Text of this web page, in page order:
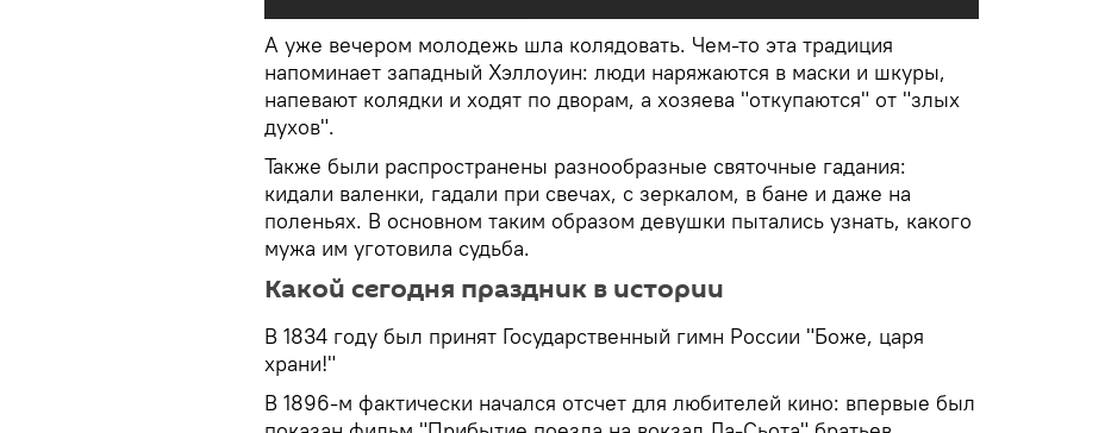
А уже вечером молодежь шла колядовать. Чем-то эта традиция
напоминает западный Хэллоуин: люди наряжаются в маски и шкуры,
напевают колядки и ходят по дворам, а хозяева "откупаются" от "злых
духов".
Также были распространены разнообразные святочные гадания:
кидали валенки, гадали при свечах, с зеркалом, в бане и даже на
поленьях. В основном таким образом девушки пытались узнать, какого
мужа им уготовила судьба.
Какой сегодня праздник в истории
В 1834 году был принят Государственный гимн России "Боже, царя
храни!"
В 1896-м фактически начался отсчет для любителей кино: впервые был